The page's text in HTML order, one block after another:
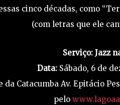
cinco décadas, como
(com letras que ele
Serviço: Jazz
Data:Sábado, 6 de
da Catacumba Av. Epitácio
pelo